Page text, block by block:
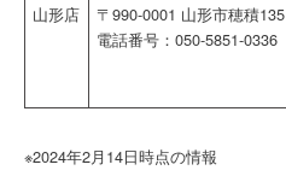
山形店
〒990-0001 山形市穂積135
電話番号：050-5851-0336
※2024年2月14日時点の情報